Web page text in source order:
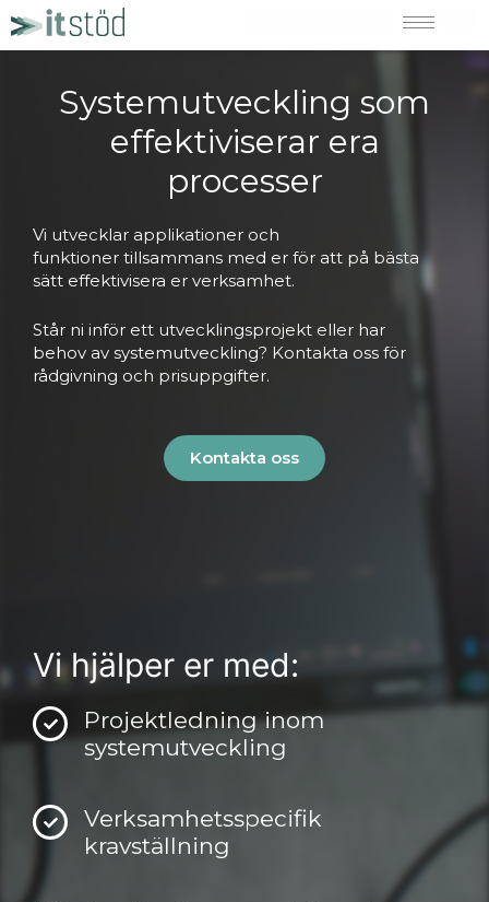
till
Systemutveckling som
effektiviserar era
processer
Vi utvecklar applikationer och
funktioner tillsammans med er för att på bästa
sätt effektivisera er verksamhet.
Står ni inför ett utvecklingsprojekt eller har
behov av systemutveckling? Kontakta oss för
rådgivning och prisuppgifter.
Kontakta oss
Vi hjälper er med:
Projektledning inom
systemutveckling
Verksamhetsspecifik
kravställning